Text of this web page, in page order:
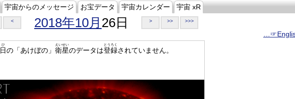
宇宙からのメッセージ お宝データ 宇宙カレンダー 宇宙 xR
< 2018年10月 26日 > >> >>>
日
ひ
の「あけぼの」 衛星
えいせい
のデータは登録
とうろく
されていません。